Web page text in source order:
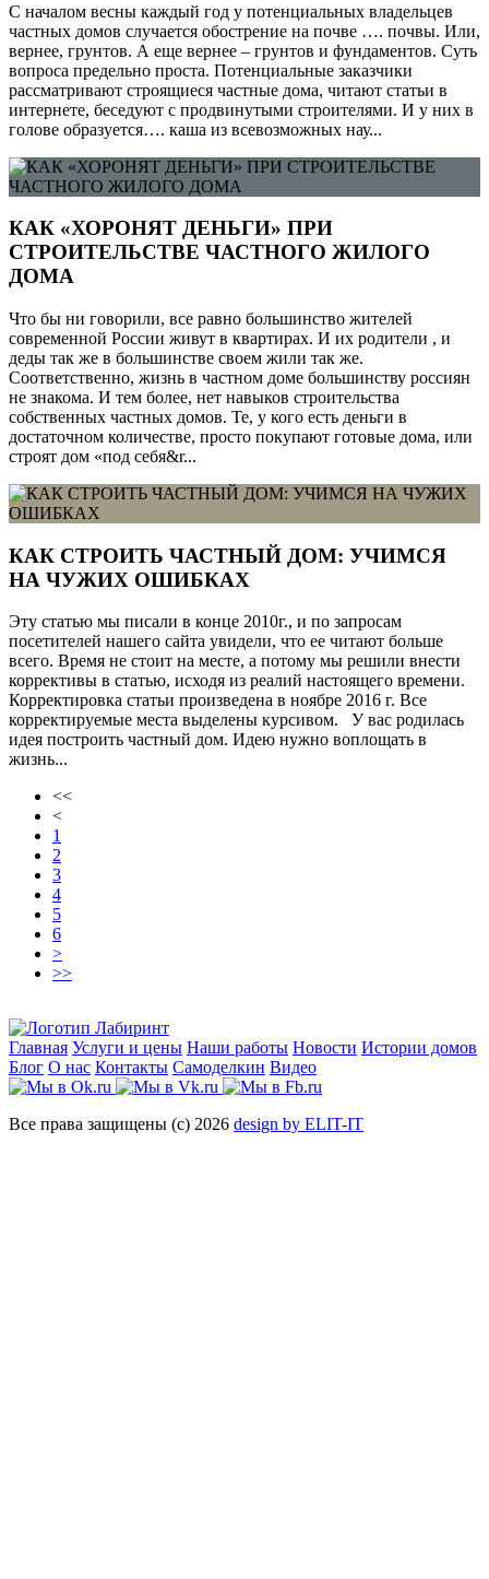
С началом весны каждый год у потенциальных владельцев
частных домов случается обострение на почве …. почвы. Или,
вернее, грунтов. А еще вернее – грунтов и фундаментов. Суть
вопроса предельно проста. Потенциальные заказчики
рассматривают строящиеся частные дома, читают статьи в
интернете, беседуют с продвинутыми строителями. И у них в
голове образуется…. каша из всевозможных нау...
КАК «ХОРОНЯТ ДЕНЬГИ» ПРИ
СТРОИТЕЛЬСТВЕ ЧАСТНОГО ЖИЛОГО
ДОМА
Что бы ни говорили, все равно большинство жителей
современной России живут в квартирах. И их родители , и
деды так же в большинстве своем жили так же.
Соответственно, жизнь в частном доме большинству россиян
не знакома. И тем более, нет навыков строительства
собственных частных домов. Те, у кого есть деньги в
достаточном количестве, просто покупают готовые дома, или
строят дом «под себя&r...
КАК СТРОИТЬ ЧАСТНЫЙ ДОМ: УЧИМСЯ
НА ЧУЖИХ ОШИБКАХ
Эту статью мы писали в конце 2010г., и по запросам
посетителей нашего сайта увидели, что ее читают больше
всего. Время не стоит на месте, а потому мы решили внести
коррективы в статью, исходя из реалий настоящего времени.
Корректировка статьи произведена в ноябре 2016 г. Все
корректируемые места выделены курсивом. У вас родилась
идея построить частный дом. Идею нужно воплощать в
жизнь...
<<
<
1
2
3
4
5
6
>
>>
Главная Услуги и цены Наши работы Новости Истории домов
Блог О нас Контакты Самоделкин Видео
Все права защищены (с) 2026 design by ELIT-IT